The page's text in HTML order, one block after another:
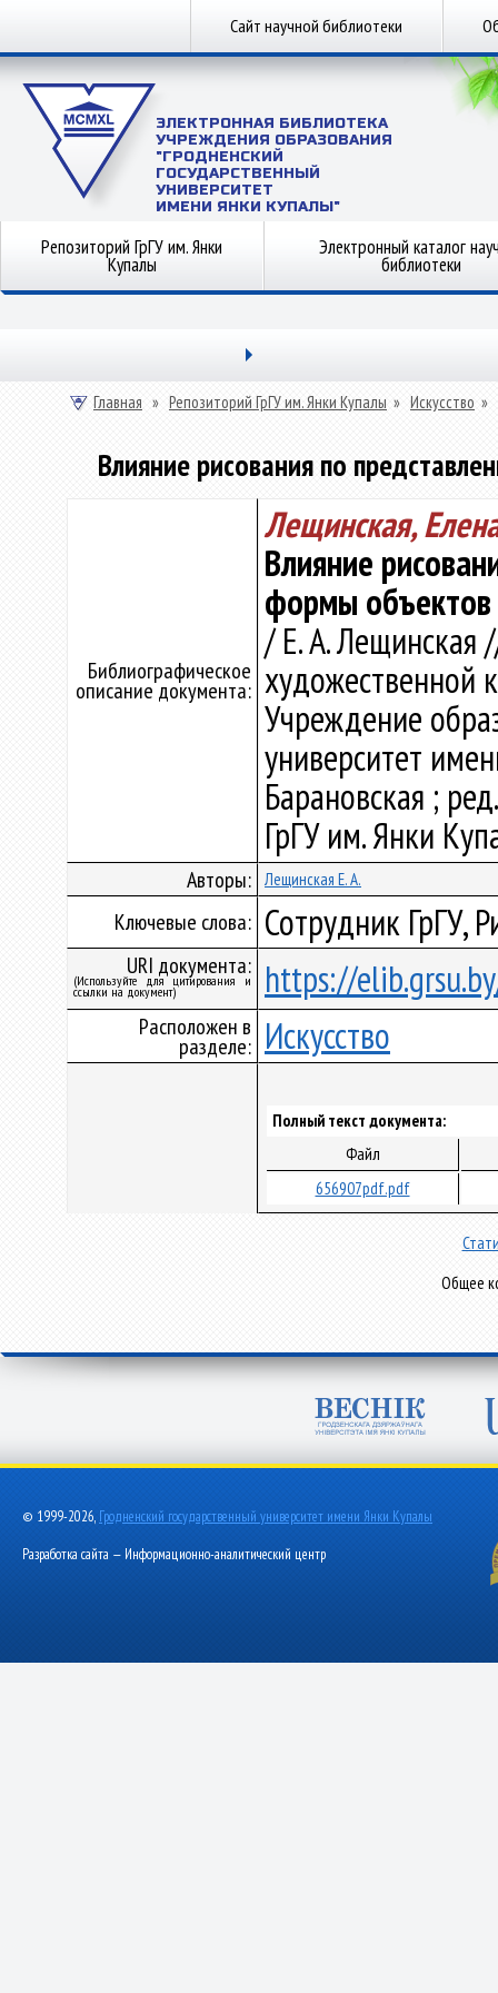
Сайт научной библиотеки
ЭЛЕКТРОННАЯ БИБЛИОТЕКА
УЧРЕЖДЕНИЯ ОБРАЗОВАНИЯ
"ГРОДНЕНСКИЙ
ГОСУДАРСТВЕННЫЙ
УНИВЕРСИТЕТ
ИМЕНИ ЯНКИ КУПАЛЫ"
Репозиторий ГрГУ им. Янки
Купалы
Электронный каталог
библиотеки
Главная » Репозиторий ГрГУ им. Янки Купалы » Искусство »
Влияние рисования по
Библиографическое
описание документа:
Лещинская,
Влияние
формы объектов
/ Е. А. Лещинская
художественной
Учреждение
университет
Барановская ;
ГрГУ им. Янки
Авторы: Лещинская Е. А.
Ключевые слова: Сотрудник ГрГУ,
URI документа:
(Используйте для цитирования и
ссылки на документ) https://
Расположен в
разделе: Искусство
Полный текст документа:
Файл
656907pdf.pdf
Общее
© 1999-2026, Гродненский государственный университет имени Янки Купалы
Разработка сайта — Информационно-аналитический центр